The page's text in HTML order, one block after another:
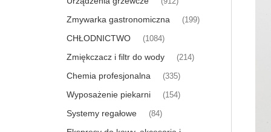
Zmywarka gastronomiczna (199)
CHŁODNICTWO (1084)
Zmiękczacz i filtr do wody (214)
Chemia profesjonalna (335)
Wyposażenie piekarni (154)
Systemy regałowe (84)